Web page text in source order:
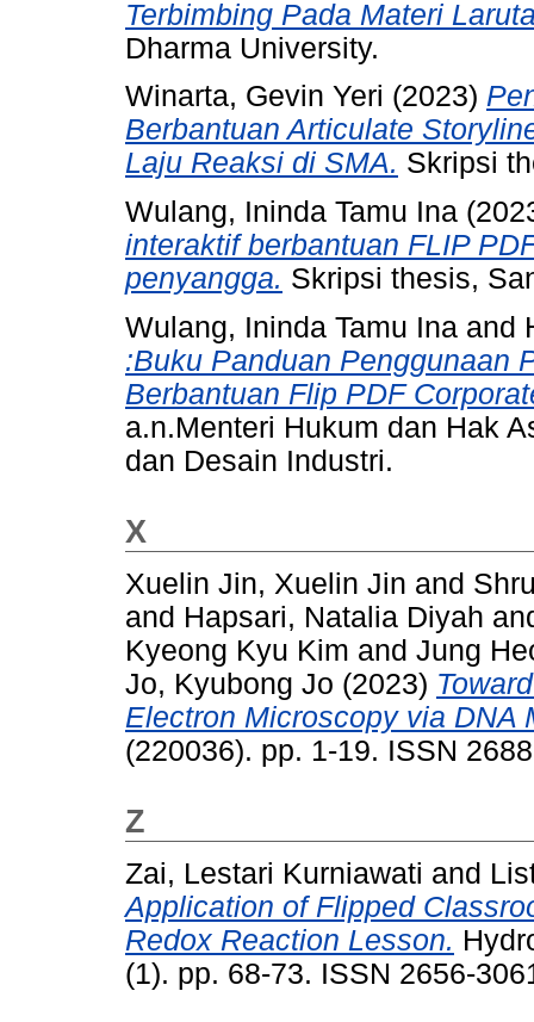
Terbimbing Pada Materi
Dharma University.
Winarta, Gevin Yeri (2023)
Berbantuan Articulate
Laju Reaksi di SMA. Skripsi
Wulang, Ininda Tamu Ina
interaktif berbantuan FLIP
penyangga. Skripsi thesis,
Wulang, Ininda Tamu Ina and
:Buku Panduan Penggunaan
Berbantuan Flip PDF
a.n.Menteri Hukum dan Hak
dan Desain Industri.
X
Xuelin Jin, Xuelin Jin and
and Hapsari, Natalia Diyah
Kyeong Kyu Kim and Jung
Jo, Kyubong Jo (2023)
Electron Microscopy via DNA
(220036). pp. 1-19. ISSN
Z
Zai, Lestari Kurniawati and
Application of Flipped
Redox Reaction Lesson.
(1). pp. 68-73. ISSN 2656-